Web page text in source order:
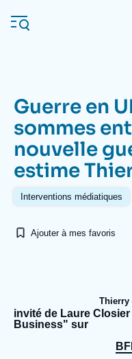
au
contenu
Navigation
principale
L'Ifri
Analyses
Guerre en
sommes
nouvelle
estime
Interventions médiatiques
Ajouter à mes favoris
Thierry
invité de Laure
Business" sur